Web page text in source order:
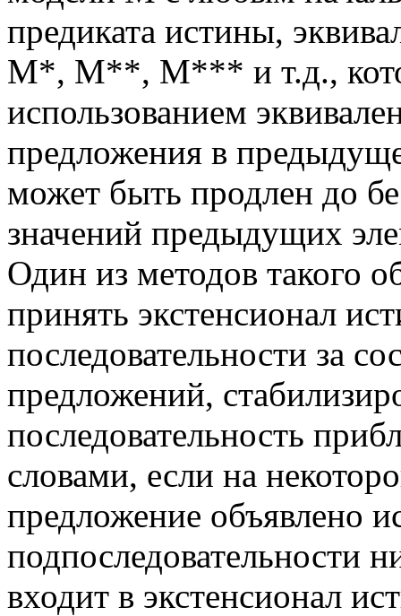
предиката истины,
М*, М**, М*** и т.д.,
использованием
предложения в
может быть продлен до
значений предыдущих
Один из методов такого
принять экстенсионал
последовательности за
предложений,
последовательность
словами, если на
предложение объявлено
подпоследовательности
входит в экстенсионал